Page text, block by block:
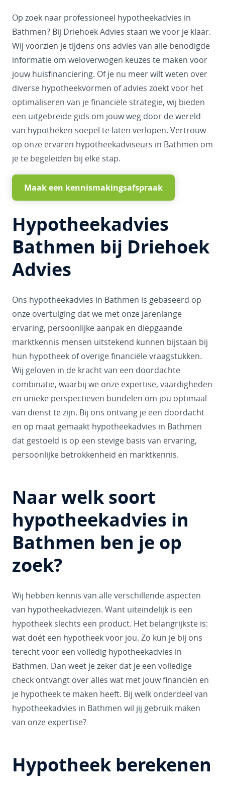
Op zoek naar professioneel hypotheekadvies in
Bathmen? Bij Driehoek Advies staan we voor je klaar.
Wij voorzien je tijdens ons advies van alle benodigde
informatie om weloverwogen keuzes te maken voor
jouw huisfinanciering. Of je nu meer wilt weten over
diverse hypotheekvormen of advies zoekt voor het
optimaliseren van je financiële strategie, wij bieden
een uitgebreide gids om jouw weg door de wereld
van hypotheken soepel te laten verlopen. Vertrouw
op onze ervaren hypotheekadviseurs in Bathmen om
je te begeleiden bij elke stap.
Maak een kennismakingsafspraak
Hypotheekadvies
Bathmen bij Driehoek
Advies
Ons hypotheekadvies in Bathmen is gebaseerd op
onze overtuiging dat we met onze jarenlange
ervaring, persoonlijke aanpak en diepgaande
marktkennis mensen uitstekend kunnen bijstaan bij
hun hypotheek of overige financiële vraagstukken.
Wij geloven in de kracht van een doordachte
combinatie, waarbij we onze expertise, vaardigheden
en unieke perspectieven bundelen om jou optimaal
van dienst te zijn. Bij ons ontvang je een doordacht
en op maat gemaakt hypotheekadvies in Bathmen
dat gestoeld is op een stevige basis van ervaring,
persoonlijke betrokkenheid en marktkennis.
Naar welk soort
hypotheekadvies in
Bathmen ben je op
zoek?
Wij hebben kennis van alle verschillende aspecten
van hypotheekadviezen. Want uiteindelijk is een
hypotheek slechts een product. Het belangrijkste is:
wat doét een hypotheek voor jou. Zo kun je bij ons
terecht voor een volledig hypotheekadvies in
Bathmen. Dan weet je zeker dat je een volledige
check ontvangt over alles wat met jouw financiën en
je hypotheek te maken heeft. Bij welk onderdeel van
hypotheekadvies in Bathmen wil jij gebruik maken
van onze expertise?
Hypotheek berekenen